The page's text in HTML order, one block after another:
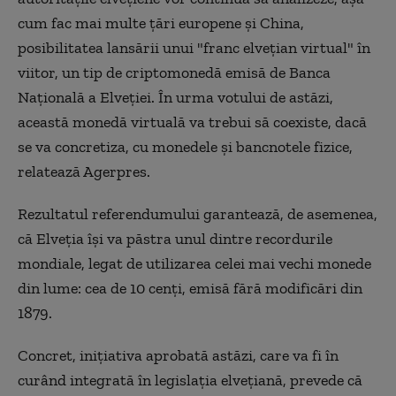
cum fac mai multe ţări europene şi China,
posibilitatea lansării unui "franc elveţian virtual" în
viitor, un tip de criptomonedă emisă de Banca
Naţională a Elveţiei. În urma votului de astăzi,
această monedă virtuală va trebui să coexiste, dacă
se va concretiza, cu monedele şi bancnotele fizice,
relatează Agerpres.
Rezultatul referendumului garantează, de asemenea,
că Elveţia îşi va păstra unul dintre recordurile
mondiale, legat de utilizarea celei mai vechi monede
din lume: cea de 10 cenţi, emisă fără modificări din
1879.
Concret, iniţiativa aprobată astăzi, care va fi în
curând integrată în legislaţia elveţiană, prevede că